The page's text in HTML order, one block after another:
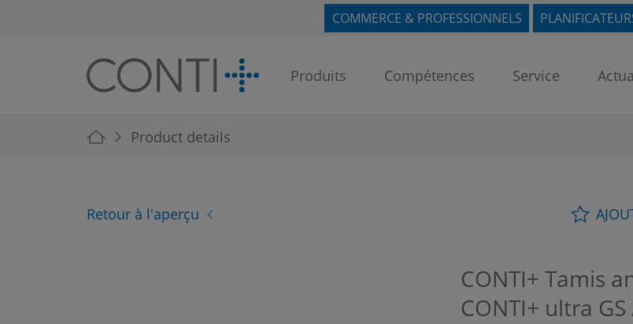
COMMERCE & PROFESSIONNELS
Produits Compétences Service
You are here:
Product details
Retour à l'aperçu
CONTI+ Tamis
CONTI+ ultra